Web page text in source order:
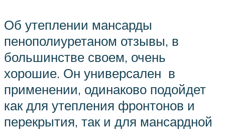
Об утеплении мансарды
пенополиуретаном отзывы, в
большинстве своем, очень
хорошие. Он универсален в
применении, одинаково подойдет
как для утепления фронтонов и
перекрытия, так и для мансардной